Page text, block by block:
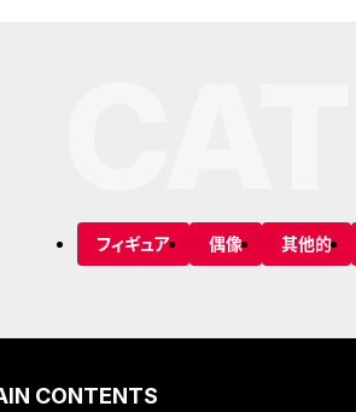
フィギュア 偶像 其他的
CONTENTS